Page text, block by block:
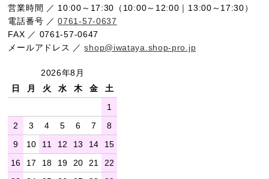
営業時間 ／ 10:00～17:30（10:00～12:00｜13:00～17:30）
電話番号 ／0761-57-0637
FAX ／ 0761-57-0647
メールアドレス ／shop@iwataya.shop-pro.jp
2026年8月
日
月 火 水 木 金
土
1
2
3 4 5 6 7
8
9
10 11 12 13 14
15
16
17 18 19 20 21
22